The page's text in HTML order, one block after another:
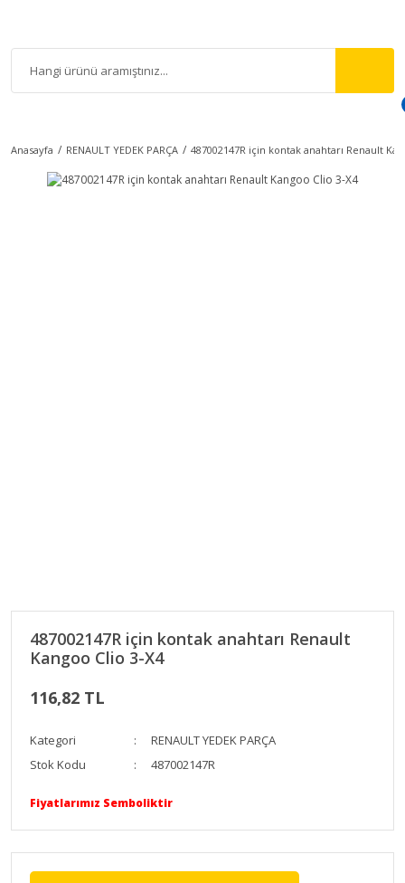
Anasayfa RENAULT YEDEK PARÇA 487002147R için kontak anahtarı Renault
487002147R için kontak anahtarı Renault
Kangoo Clio 3-X4
116,82 TL
Kategori
RENAULT YEDEK PARÇA
Stok Kodu
487002147R
Fiyatlarımız Semboliktir